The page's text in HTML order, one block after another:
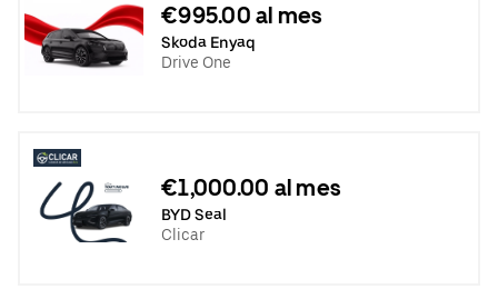
€995.00 al mes
Skoda Enyaq
Drive One
€1,000.00 al mes
BYD Seal
Clicar